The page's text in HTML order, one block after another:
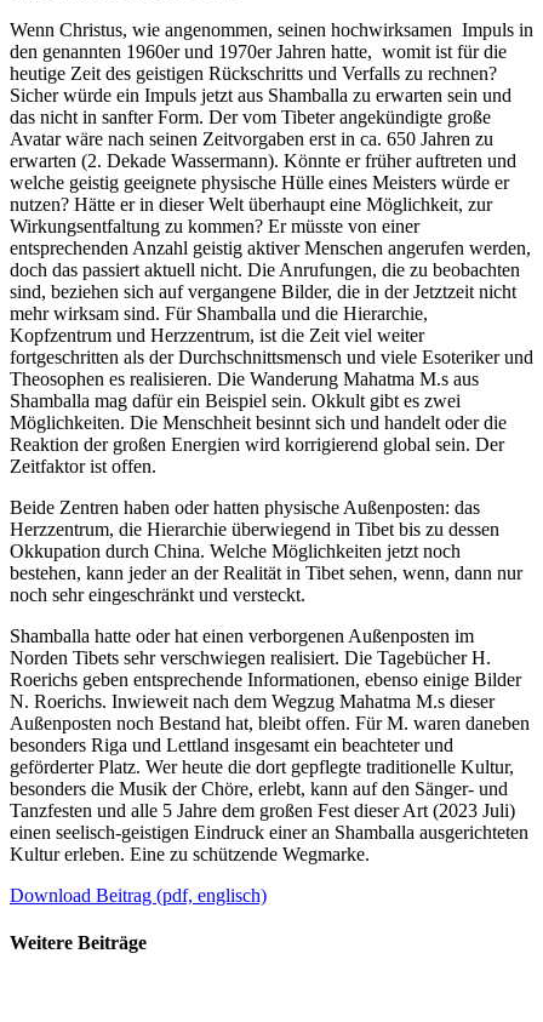
Wenn Christus, wie angenommen, seinen hochwirksamen Impuls in
den genannten 1960er und 1970er Jahren hatte, womit ist für die
heutige Zeit des geistigen Rückschritts und Verfalls zu rechnen?
Sicher würde ein Impuls jetzt aus Shamballa zu erwarten sein und
das nicht in sanfter Form. Der vom Tibeter angekündigte große
Avatar wäre nach seinen Zeitvorgaben erst in ca. 650 Jahren zu
erwarten (2. Dekade Wassermann). Könnte er früher auftreten und
welche geistig geeignete physische Hülle eines Meisters würde er
nutzen? Hätte er in dieser Welt überhaupt eine Möglichkeit, zur
Wirkungsentfaltung zu kommen? Er müsste von einer
entsprechenden Anzahl geistig aktiver Menschen angerufen werden,
doch das passiert aktuell nicht. Die Anrufungen, die zu beobachten
sind, beziehen sich auf vergangene Bilder, die in der Jetztzeit nicht
mehr wirksam sind. Für Shamballa und die Hierarchie,
Kopfzentrum und Herzzentrum, ist die Zeit viel weiter
fortgeschritten als der Durchschnittsmensch und viele Esoteriker und
Theosophen es realisieren. Die Wanderung Mahatma M.s aus
Shamballa mag dafür ein Beispiel sein. Okkult gibt es zwei
Möglichkeiten. Die Menschheit besinnt sich und handelt oder die
Reaktion der großen Energien wird korrigierend global sein. Der
Zeitfaktor ist offen.
Beide Zentren haben oder hatten physische Außenposten: das
Herzzentrum, die Hierarchie überwiegend in Tibet bis zu dessen
Okkupation durch China. Welche Möglichkeiten jetzt noch
bestehen, kann jeder an der Realität in Tibet sehen, wenn, dann nur
noch sehr eingeschränkt und versteckt.
Shamballa hatte oder hat einen verborgenen Außenposten im
Norden Tibets sehr verschwiegen realisiert. Die Tagebücher H.
Roerichs geben entsprechende Informationen, ebenso einige Bilder
N. Roerichs. Inwieweit nach dem Wegzug Mahatma M.s dieser
Außenposten noch Bestand hat, bleibt offen. Für M. waren daneben
besonders Riga und Lettland insgesamt ein beachteter und
geförderter Platz. Wer heute die dort gepflegte traditionelle Kultur,
besonders die Musik der Chöre, erlebt, kann auf den Sänger- und
Tanzfesten und alle 5 Jahre dem großen Fest dieser Art (2023 Juli)
einen seelisch-geistigen Eindruck einer an Shamballa ausgerichteten
Kultur erleben. Eine zu schützende Wegmarke.
Download Beitrag (pdf, englisch)
Weitere Beiträge